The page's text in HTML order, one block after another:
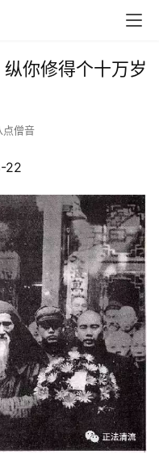
你修得个十万岁
点僧音
22